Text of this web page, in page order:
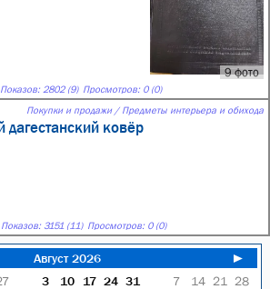
9 фото
Показов: 2802 (9) Просмотров: 0 (0)
Покупки и продажи / Предметы интерьера и обихода
ковёр
Показов: 3151 (11) Просмотров: 0 (0)
Август 2026
►
3 10 17 24 31
7 14 21
28